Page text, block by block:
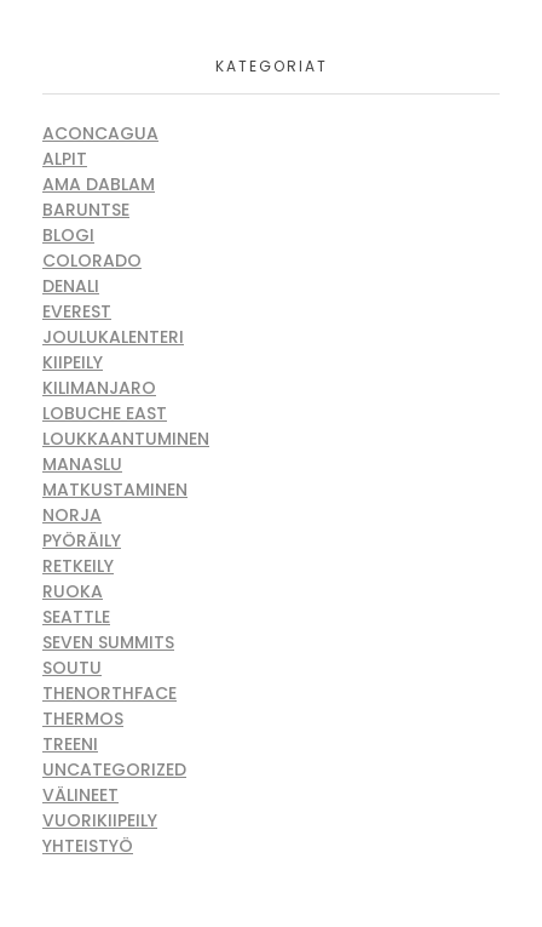
KATEGORIAT
ACONCAGUA
ALPIT
AMA DABLAM
BARUNTSE
BLOGI
COLORADO
DENALI
EVEREST
JOULUKALENTERI
KIIPEILY
KILIMANJARO
LOBUCHE EAST
LOUKKAANTUMINEN
MANASLU
MATKUSTAMINEN
NORJA
PYÖRÄILY
RETKEILY
RUOKA
SEATTLE
SEVEN SUMMITS
SOUTU
THENORTHFACE
THERMOS
TREENI
UNCATEGORIZED
VÄLINEET
VUORIKIIPEILY
YHTEISTYÖ